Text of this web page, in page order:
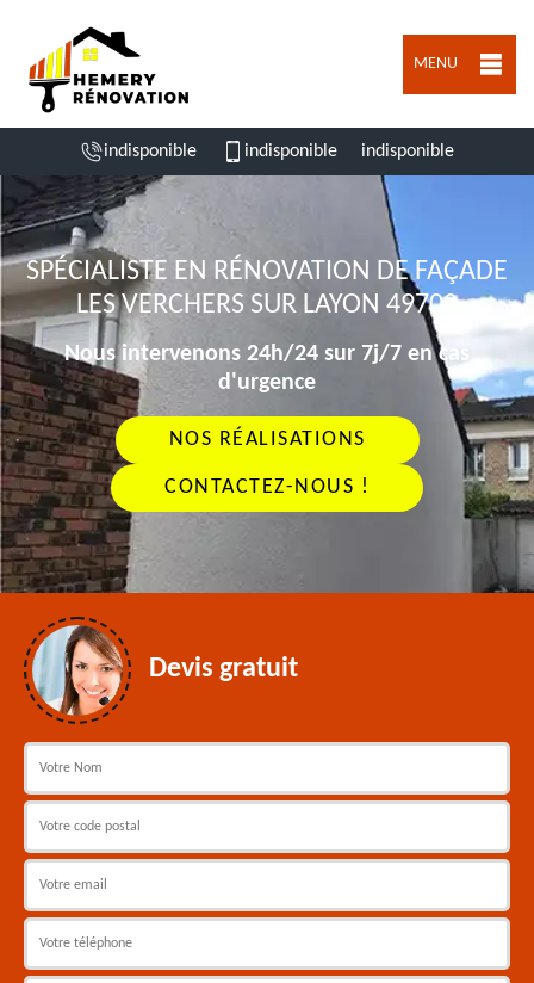
MENU
indisponible indisponible indisponible
SPÉCIALISTE EN RÉNOVATION DE FAÇADE
LES VERCHERS SUR LAYON 49700
Nous intervenons 24h/24 sur 7j/7 en cas
d'urgence
NOS RÉALISATIONS
CONTACTEZ-NOUS !
Devis gratuit